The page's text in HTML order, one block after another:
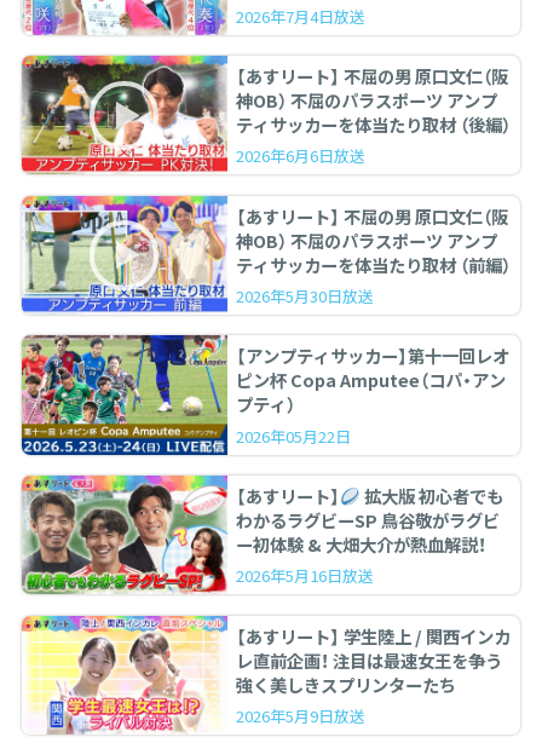
2026年7月4日放送
【あすリート】 不屈の男 原口文仁（阪
神OB） 不屈のパラスポーツ アンプ
ティサッカーを体当たり取材 （後編）
2026年6月6日放送
【あすリート】 不屈の男 原口文仁（阪
神OB） 不屈のパラスポーツ アンプ
ティサッカーを体当たり取材 （前編）
2026年5月30日放送
【アンプティサッカー】第十一回レオ
ピン杯 Copa Amputee（コパ・アン
プティ）
2026年05月22日
【あすリート】
拡大版 初心者でも
わかるラグビーSP 鳥谷敬がラグビ
ー初体験 & 大畑大介が熱血解説！
2026年5月16日放送
【あすリート】 学生陸上 / 関西インカ
レ直前企画！ 注目は最速女王を争う
強く美しきスプリンターたち
2026年5月9日放送